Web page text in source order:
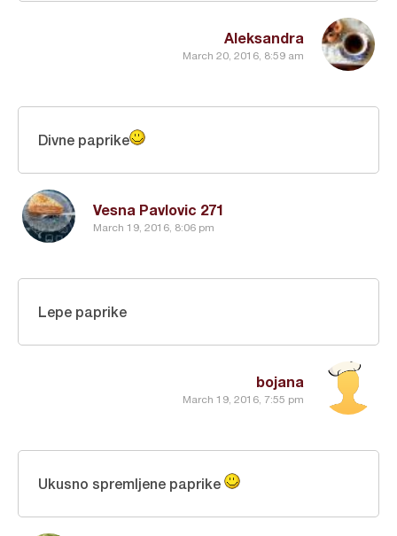
Aleksandra
March 20, 2016, 8:59 am
Vesna Pavlovic 271
March 19, 2016, 8:06 pm
Divne paprike
bojana
March 19, 2016, 7:55 pm
Lepe paprike
Ukusno spremljene paprike